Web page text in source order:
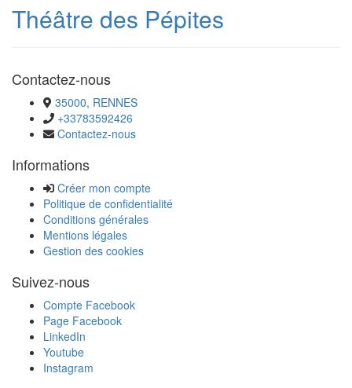
Théâtre des Pépites
Contactez-nous
35000, RENNES
+33783592426
Contactez-nous
Informations
Créer mon compte
Politique de confidentialité
Conditions générales
Mentions légales
Gestion des cookies
Suivez-nous
Compte Facebook
Page Facebook
LinkedIn
Youtube
Instagram